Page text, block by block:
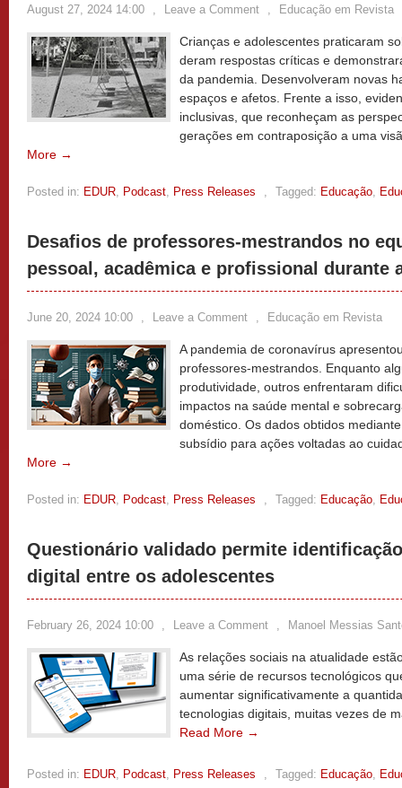
August 27, 2024 14:00 , Leave a Comment , Educação em Revista
Crianças e adolescentes praticaram
deram respostas críticas e
da pandemia. Desenvolveram novas
espaços e afetos. Frente a isso,
inclusivas, que reconheçam as
gerações em contraposição a uma
More →
Posted in: EDUR, Podcast, Press Releases , Tagged: Educação,
Desafios de professores-mestrandos no
pessoal, acadêmica e profissional durante
June 20, 2024 10:00 , Leave a Comment , Educação em Revista
A pandemia de coronavírus
professores-mestrandos. Enquanto
produtividade, outros enfrentaram
impactos na saúde mental e
doméstico. Os dados obtidos
subsídio para ações voltadas ao
More →
Posted in: EDUR, Podcast, Press Releases , Tagged: Educação,
Questionário validado permite
digital entre os adolescentes
February 26, 2024 10:00 , Leave a Comment , Manoel Messias
As relações sociais na atualidade
uma série de recursos tecnológicos
aumentar significativamente a
tecnologias digitais, muitas vezes de
Read More →
Posted in: EDUR, Podcast, Press Releases , Tagged: Educação,